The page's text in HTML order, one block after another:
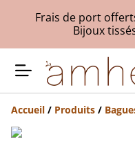
Frais de port
Bijoux
Accueil / Produits /